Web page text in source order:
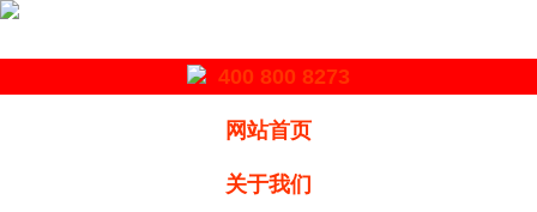
400 800 8273
网站首页
关于我们